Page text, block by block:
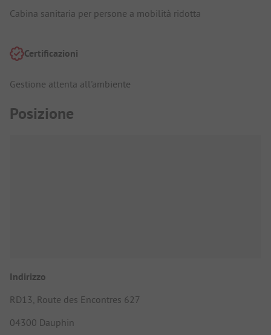
Cabina sanitaria per persone a mobilità ridotta
Certificazioni
Gestione attenta all'ambiente
Posizione
Indirizzo
RD13, Route des Encontres 627
04300 Dauphin